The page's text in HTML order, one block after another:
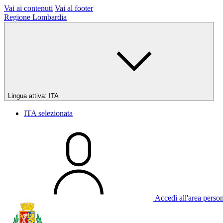
Vai ai contenuti Vai al footer
Regione Lombardia
Lingua attiva: ITA
ITA selezionata
Accedi all'area